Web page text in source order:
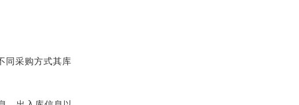
同采购方式其库